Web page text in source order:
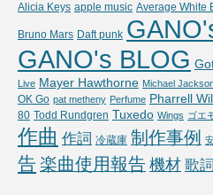
Alicia Keys apple music Average White
Bruno Mars Daft punk
GANO's BLOG
Live Mayer Hawthorne Michael
OK Go pat metheny Perfume Pharrell
80 Todd Rundgren Tuxedo Wings ゴエ
作曲 作詞 冷蔵庫 制作事例
告楽曲使用報告機材 歌詞